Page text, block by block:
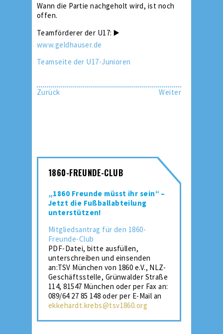
Wann die Partie nachgeholt wird, ist noch
offen.
Teamförderer der U17: ▶️
www.geldhauser.de
Teamseite der U17-Junioren
Zurück Weiter
1860-FREUNDE-CLUB
„1860 Freunde müsst ihr sein“ –
Jetzt die Fußballabteilung
unterstützen!
Mitgliedsantrag für den 1860-
Freunde-Club
PDF-Datei, bitte ausfüllen,
unterschreiben und einsenden
an:TSV München von 1860 e.V., NLZ-
Geschäftsstelle, Grünwalder Straße
114, 81547 München oder per Fax an:
089/64 27 85 148 oder per E-Mail an
ekkehardt.krebs@tsv1860.org